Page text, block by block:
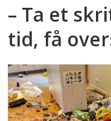
– Ta et
tid, få